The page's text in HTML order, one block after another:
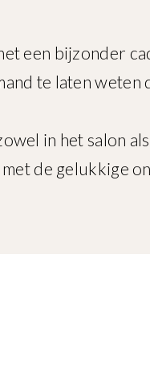
een bijzonder
te laten weten
in het salon
de gelukkige